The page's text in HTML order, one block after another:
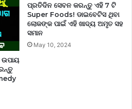
ଉପାୟ
ପ୍ରତିଦିନ ସେବନ କରନ୍ତୁ ଏହି 7 ଟି
Super Foods! ଡାଇବେଟିସ ଥିବା
ଲୋକଙ୍କ ପାଇଁ ଏହି ଖାଦ୍ୟ ଅମୃତ ସହ
ସମାନ
May 10, 2024